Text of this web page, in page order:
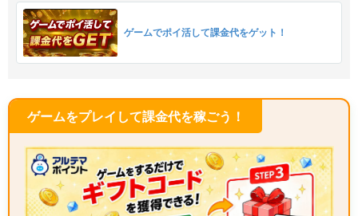
ゲームでポイ活して課金代をゲット！
ゲームをプレイして課金代を稼ごう！